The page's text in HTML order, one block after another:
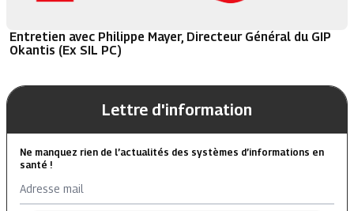
Entretien avec Philippe Mayer, Directeur Général du GIP
Okantis (Ex SIL PC)
Lettre d'information
Ne manquez rien de l’actualités des systèmes d’informations en
santé !
Adresse mail